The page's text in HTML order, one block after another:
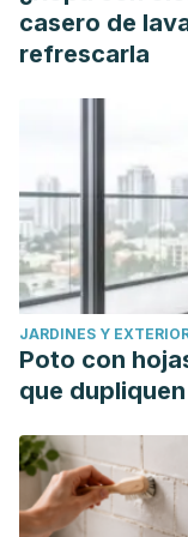
Kelby, S. (2012).
Press.
Marín Amatller,
casero de
refrescarla
JARDINES Y
Poto con
que